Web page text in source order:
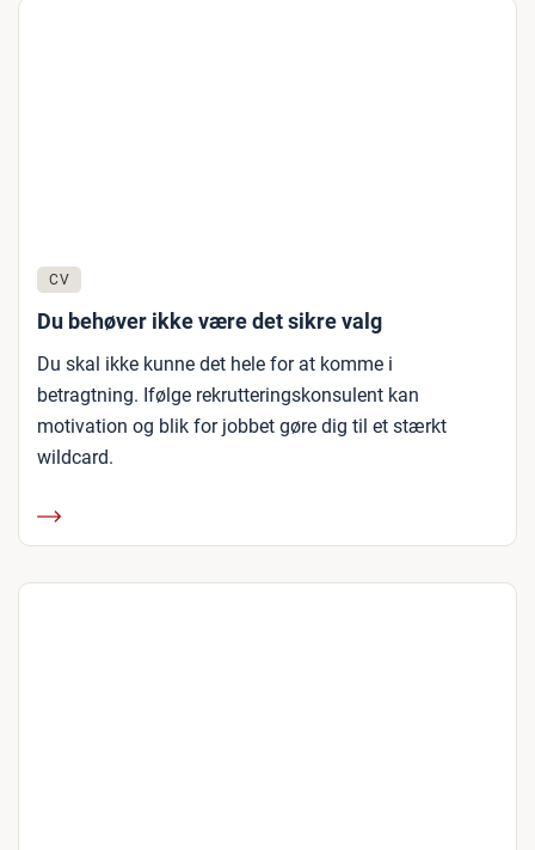
CV
Du behøver ikke være det sikre valg
Du skal ikke kunne det hele for at komme i
betragtning. Ifølge rekrutteringskonsulent kan
motivation og blik for jobbet gøre dig til et stærkt
wildcard.